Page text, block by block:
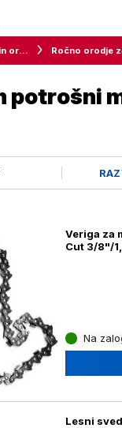
Vrt in orodje
potrošni
Veriga za
Cut 3/8"/
Na
Lesni